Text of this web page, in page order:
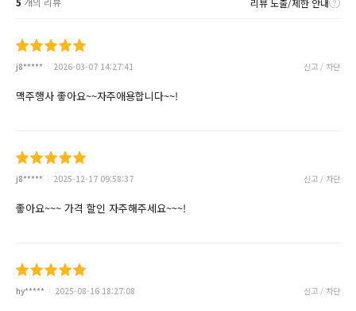
j8***** 2026-03-07 14:27:41 신고 / 차단
맥주행사 좋아요~~자주애용합니다~~!
j8***** 2025-12-17 09:58:37 신고 / 차단
좋아요~~~ 가격 할인 자주해주세요~~~!
hy***** 2025-08-16 18:27:08 신고 / 차단